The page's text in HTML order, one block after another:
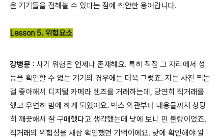
운 기기들을 접해볼 수 있다는 점에 착안한 용어랍니다.
Lesson 5. 위험요소
강병문 : 사기 위험은 언제나 존재해요. 특히 직접 그 자리에서 성
능을 확인할 수 없는 기기의 경우에는 더욱 그렇죠. 저는 사진 찍는
걸 좋아해서 디지털 카메라 렌즈를 거래하는데, 당연히 직거래를
했고 우연히 밤에 하게 되었어요. 박스 외관부터 내용물까지 상당
히 깨끗해서 잘 구매했다고 생각했는데 낮에 보니 핀 불량이었죠.
직거래의 위험성을 새삼 확인했던 기억이에요. 낮에 확인해야 알